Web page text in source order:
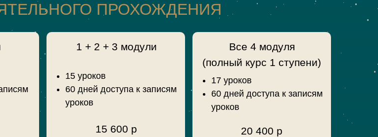
ПРОХОЖДЕНИЯ
15 600 р
1 + 2 + 3 модули
15 уроков
60 дней доступа к записям
уроков
20 400 р
Все 4 модуля
(полный курс 1 ступени)
17 уроков
60 дней доступа к записям
уроков